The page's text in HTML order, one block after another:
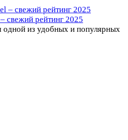
свежий рейтинг 2025
одной из удобных и популярных